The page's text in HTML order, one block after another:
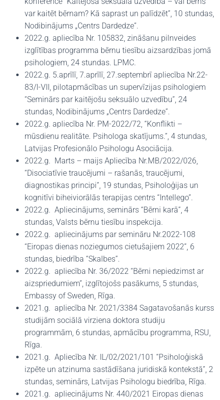
var kaitēt bērnam? Kā saprast un palīdzēt”, 10 stundas,
Nodibinājums „Centrs Dardedze”.
2022.g. apliecība Nr. 105832, zināšanu pilnveides
izglītības programma bērnu tiesību aizsardzības jomā
psihologiem, 24 stundas. LPMC.
2022.g. 5.aprīlī, 7.aprīlī, 27.septembrī apliecība Nr.22-
83/I-VII, pilotapmācības un supervīzijas psihologiem
“Seminārs par kaitējošu seksuālo uzvedību”, 24
stundas, Nodibinājums „Centrs Dardedze”.
2022.g. apliecība Nr. PM-2022/72, “Konflikti –
mūsdienu realitāte. Psihologa skatījums.”, 4 stundas,
Latvijas Profesionālo Psihologu Asociācija.
2022.g. Marts – maijs Apliecība Nr.MB/2022/026,
“Disociatīvie traucējumi – rašanās, traucējumi,
diagnostikas principi”, 19 stundas, Psiholoģijas un
kognitīvi biheiviorālās terapijas centrs “Intellego”.
2022.g. Apliecinājums, seminārs “Bērni karā”, 4
stundas, Valsts bērnu tiesību inspekcija.
2022.g. apliecinājums par semināru Nr.2022-108
“Eiropas dienas noziegumos cietušajiem 2022”, 6
stundas, biedrība “Skalbes”.
2022.g. apliecība Nr. 36/2022 “Bērni nepiedzimst ar
aizspriedumiem”, izglītojošs pasākums, 5 stundas,
Embassy of Sweden, Rīga.
2021.g. apliecība Nr. 2021/3384 Sagatavošanās kurss
studijām sociālā virziena doktora studiju
programmām, 6 stundas, apmācību programma, RSU,
Rīga.
2021.g. Apliecība Nr. IL/02/2021/101 “Psiholoģiskā
izpēte un atzinuma sastādīšana juridiskā kontekstā”, 2
stundas, seminārs, Latvijas Psihologu biedrība, Rīga.
2021.g. apliecinājums Nr. 440/2021 Eiropas dienas